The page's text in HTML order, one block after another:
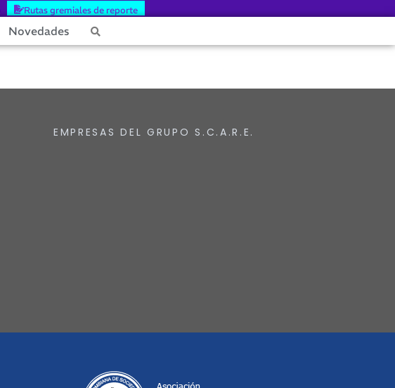
Rutas gremiales de reporte
Novedades
EMPRESAS DEL GRUPO S.C.A.R.E.